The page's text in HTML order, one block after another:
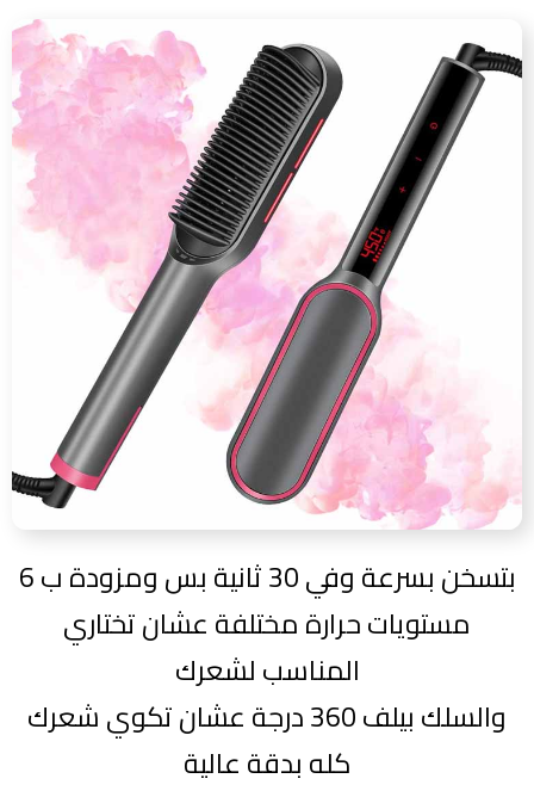
بتسخن بسرعة وفي 30 ثانية بس ومزودة ب 6
مستويات حرارة مختلفة عشان تختاري
المناسب لشعرك
والسلك بيلف 360 درجة عشان تكوي شعرك
كله بدقة عالية